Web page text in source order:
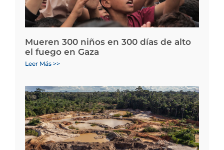
Mueren 300 niños en 300 días de alto
el fuego en Gaza
Leer Más >>